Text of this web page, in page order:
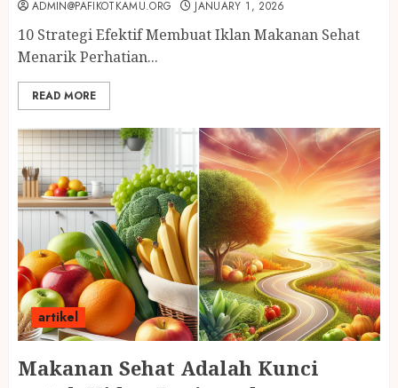
ADMIN@PAFIKOTKAMU.ORG JANUARY 1, 2026
10 Strategi Efektif Membuat Iklan Makanan Sehat
Menarik Perhatian...
READ MORE
artikel
Makanan Sehat Adalah Kunci